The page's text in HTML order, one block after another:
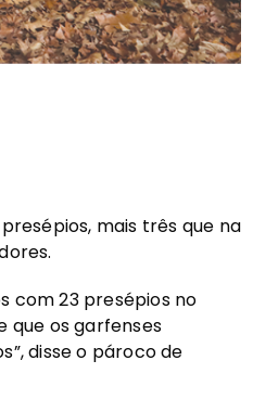
mais três que na
com 23 presépios no
que os garfenses
disse o pároco de